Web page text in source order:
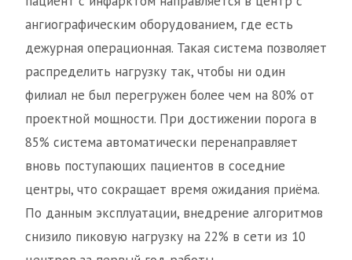
ангиографическим оборудованием, где есть
дежурная операционная. Такая система позволяет
распределить нагрузку так, чтобы ни один
филиал не был перегружен более чем на 80% от
проектной мощности. При достижении порога в
85% система автоматически перенаправляет
вновь поступающих пациентов в соседние
центры, что сокращает время ожидания приёма.
По данным эксплуатации, внедрение алгоритмов
снизило пиковую нагрузку на 22% в сети из 10